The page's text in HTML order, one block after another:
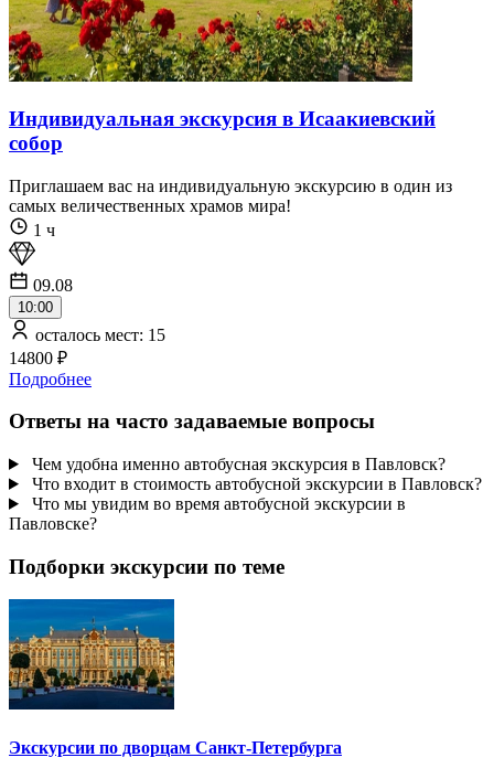
Индивидуальная экскурсия в Исаакиевский
собор
Приглашаем вас на индивидуальную экскурсию в один из
самых величественных храмов мира!
1 ч
09.08
10:00
осталось мест: 15
14800 ₽
Подробнее
Ответы на часто задаваемые вопросы
Чем удобна именно автобусная экскурсия в Павловск?
Что входит в стоимость автобусной экскурсии в Павловск?
Что мы увидим во время автобусной экскурсии в
Павловске?
Подборки экскурсии по теме
Экскурсии по дворцам Санкт-Петербурга